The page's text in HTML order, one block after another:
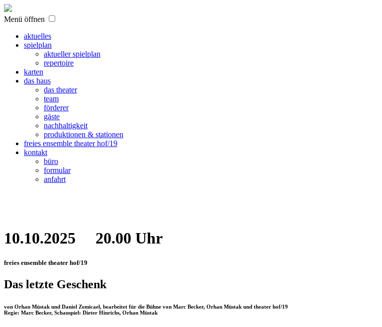
Menü öffnen
aktuelles
spielplan
aktueller spielplan
repertoire
karten
das haus
das theater
team
förderer
gäste
nachhaltigkeit
produktionen & stationen
freies ensemble theater hof/19
kontakt
büro
formular
anfahrt
10.10.2025 20.00 Uhr
freies ensemble theater hof/19
Das letzte Geschenk
von Orhan Müstak und Daniel Zemicael, bearbeitet für die Bühne von Marc Becker, Orhan Müstak und theater hof/19
Regie: Marc Becker, Schauspiel: Dieter Hinrichs, Orhan Müstak